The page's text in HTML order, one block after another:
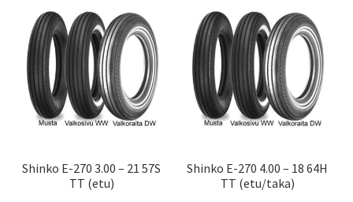
Shinko E-270 3.00 – 21 57S
TT (etu)
Shinko E-270 4.00 – 18 64H
TT (etu/taka)